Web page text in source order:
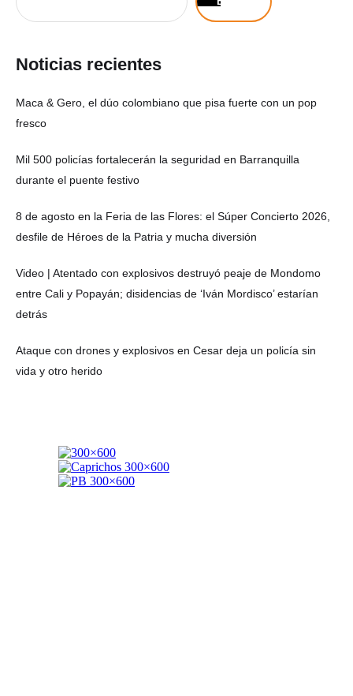
Noticias recientes
Maca & Gero, el dúo colombiano que pisa fuerte con un pop
fresco
Mil 500 policías fortalecerán la seguridad en Barranquilla
durante el puente festivo
8 de agosto en la Feria de las Flores: el Súper Concierto 2026,
desfile de Héroes de la Patria y mucha diversión
Video | Atentado con explosivos destruyó peaje de Mondomo
entre Cali y Popayán; disidencias de ‘Iván Mordisco’ estarían
detrás
Ataque con drones y explosivos en Cesar deja un policía sin
vida y otro herido